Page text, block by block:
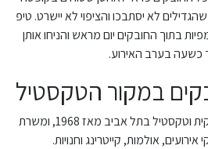
לא יסתבכו והציפוי לא יישרט. טיפ
בתוך החובקים יום מראש והניחו אותן
כשעה בערב האירוע.
במקור הטקסטיל
מקור הטקסטיל הוא בית לסדקית וטקסטיל בתל אביב מאז 1968, ומשרת
אולמות, קייטרינג וחנויות.